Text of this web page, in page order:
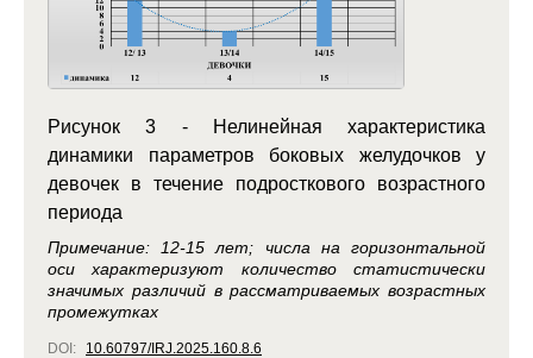
Рисунок 3 - Нелинейная характеристика
динамики параметров боковых желудочков у
девочек в течение подросткового возрастного
периода
Примечание: 12-15 лет; числа на горизонтальной
оси характеризуют количество статистически
значимых различий в рассматриваемых возрастных
промежутках
DOI: 10.60797/IRJ.2025.160.8.6